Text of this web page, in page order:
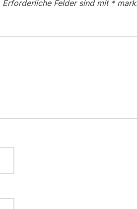
Erforderliche Felder sind mit *